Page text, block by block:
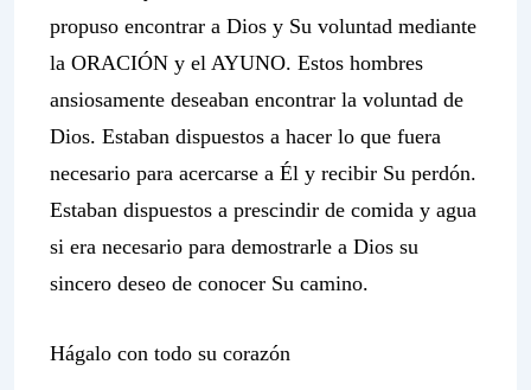
propuso encontrar a Dios y Su voluntad mediante
la ORACIÓN y el AYUNO. Estos hombres
ansiosamente deseaban encontrar la voluntad de
Dios. Estaban dispuestos a hacer lo que fuera
necesario para acercarse a Él y recibir Su perdón.
Estaban dispuestos a prescindir de comida y agua
si era necesario para demostrarle a Dios su
sincero deseo de conocer Su camino.
Hágalo con todo su corazón